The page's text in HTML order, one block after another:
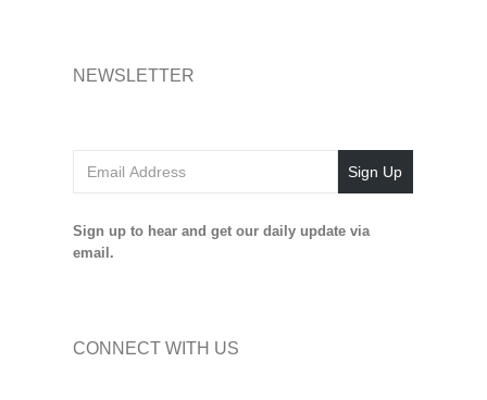
NEWSLETTER
Sign Up
Sign up to hear and get our daily update via
email.
CONNECT WITH US